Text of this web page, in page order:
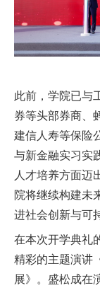
此前，学院已与
券等头部券商、
建信人寿等保险
与新金融实习实
人才培养方面迈
院将继续构建未
进社会创新与可
在本次开学典礼
精彩的主题演讲
展》。盛松成在